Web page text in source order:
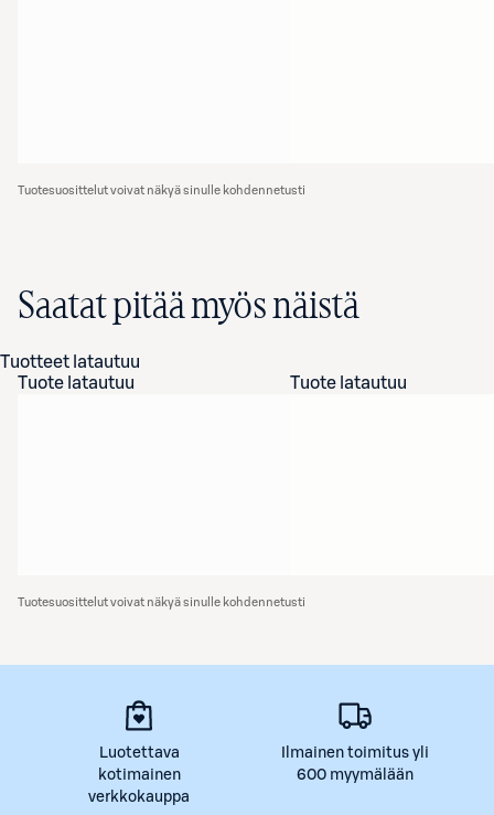
Tuotesuosittelut voivat näkyä sinulle kohdennetusti
Saatat pitää myös näistä
Tuotteet latautuu
Tuote latautuu
Tuote latautuu
Tuotesuosittelut voivat näkyä sinulle kohdennetusti
Luotettava
kotimainen
verkkokauppa
Ilmainen toimitus yli
600 myymälään